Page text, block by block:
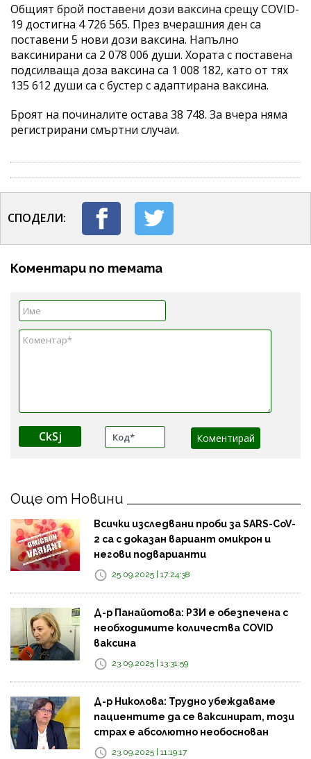
Общият брой поставени дози ваксина срещу COVID-
19 достигна 4 726 565. През вчерашния ден са
поставени 5 нови дози ваксина. Напълно
ваксинирани са 2 078 006 души. Хората с поставена
подсилваща доза ваксина са 1 008 182, като от тях
135 612 души са с бустер с адаптирана ваксина.
Броят на починалите остава 38 748. За вчера няма
регистрирани смъртни случаи.
СПОДЕЛИ:
Коментари по темата
CkSj
Още от Новини
Всички изследвани проби за SARS-CoV-
2 са с доказан вариант омикрон и
негови подварианти
25.09.2025 | 17:24:38
Д-р Панайотова: РЗИ е обезпечена с
необходимите количества COVID
ваксина
23.09.2025 | 13:31:59
Д-р Николова: Трудно убеждаваме
пациентите да се ваксинират, този
страх е абсолютно необоснован
23.09.2025 | 11:19:17